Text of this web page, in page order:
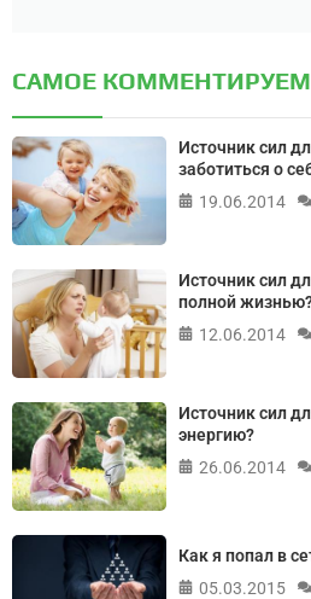
САМОЕ
Источник сил
заботиться о
19.06.2014
Источник сил
полной
12.06.2014
Источник сил
энергию?
26.06.2014
Как я попал в
05.03.2015